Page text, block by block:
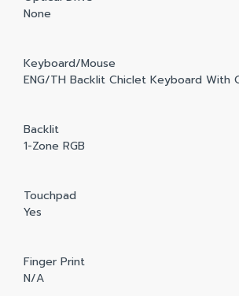
None
Keyboard/Mouse
ENG/TH Backlit Chiclet Keyboard With
Backlit
1-Zone RGB
Touchpad
Yes
Finger Print
N/A